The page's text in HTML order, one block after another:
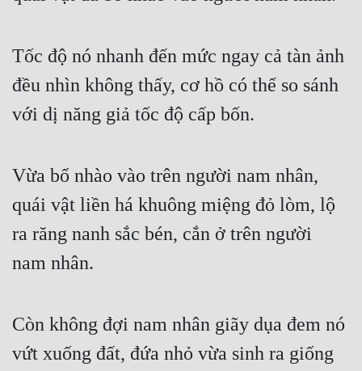
Tốc độ nó nhanh đến mức ngay cả tàn ảnh
đều nhìn không thấy, cơ hồ có thể so sánh
với dị năng giả tốc độ cấp bốn.
Vừa bổ nhào vào trên người nam nhân,
quái vật liền há khuông miệng đỏ lòm, lộ
ra răng nanh sắc bén, cắn ở trên người
nam nhân.
Còn không đợi nam nhân giãy dụa đem nó
vứt xuống đất, đứa nhỏ vừa sinh ra giống